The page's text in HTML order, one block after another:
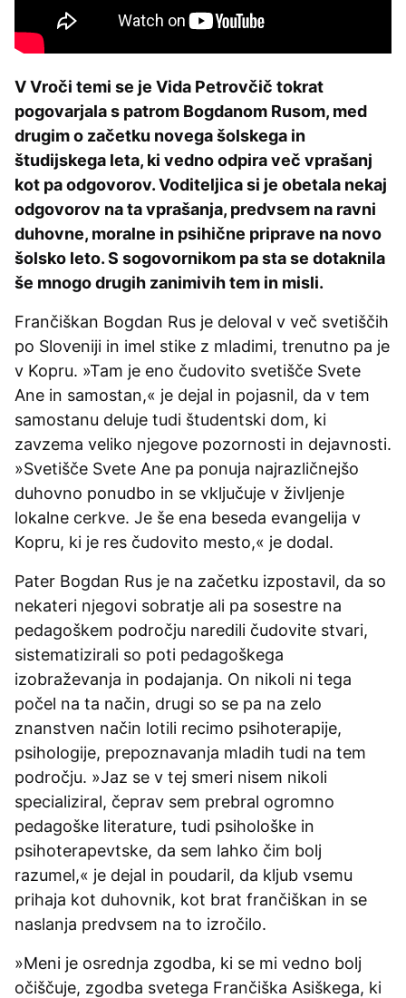
V Vroči temi se je Vida Petrovčič tokrat
pogovarjala s patrom Bogdanom Rusom, med
drugim o začetku novega šolskega in
študijskega leta, ki vedno odpira več vprašanj
kot pa odgovorov. Voditeljica si je obetala nekaj
odgovorov na ta vprašanja, predvsem na ravni
duhovne, moralne in psihične priprave na novo
šolsko leto. S sogovornikom pa sta se dotaknila
še mnogo drugih zanimivih tem in misli.
Frančiškan Bogdan Rus je deloval v več svetiščih
po Sloveniji in imel stike z mladimi, trenutno pa je
v Kopru. »Tam je eno čudovito svetišče Svete
Ane in samostan,« je dejal in pojasnil, da v tem
samostanu deluje tudi študentski dom, ki
zavzema veliko njegove pozornosti in dejavnosti.
»Svetišče Svete Ane pa ponuja najrazličnejšo
duhovno ponudbo in se vključuje v življenje
lokalne cerkve. Je še ena beseda evangelija v
Kopru, ki je res čudovito mesto,« je dodal.
Pater Bogdan Rus je na začetku izpostavil, da so
nekateri njegovi sobratje ali pa sosestre na
pedagoškem področju naredili čudovite stvari,
sistematizirali so poti pedagoškega
izobraževanja in podajanja. On nikoli ni tega
počel na ta način, drugi so se pa na zelo
znanstven način lotili recimo psihoterapije,
psihologije, prepoznavanja mladih tudi na tem
področju. »Jaz se v tej smeri nisem nikoli
specializiral, čeprav sem prebral ogromno
pedagoške literature, tudi psihološke in
psihoterapevtske, da sem lahko čim bolj
razumel,« je dejal in poudaril, da kljub vsemu
prihaja kot duhovnik, kot brat frančiškan in se
naslanja predvsem na to izročilo.
»Meni je osrednja zgodba, ki se mi vedno bolj
očiščuje, zgodba svetega Frančiška Asiškega, ki